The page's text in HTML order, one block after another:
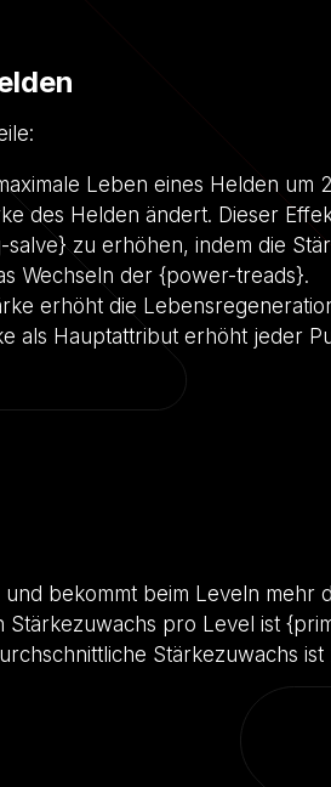
Leben eines Helden um
des Helden ändert. Dieser
zu erhöhen, indem die
Wechseln der {power-treads}.
erhöht die
als Hauptattribut erhöht jeder
bekommt beim Leveln mehr
pro Level ist
Stärkezuwachs ist